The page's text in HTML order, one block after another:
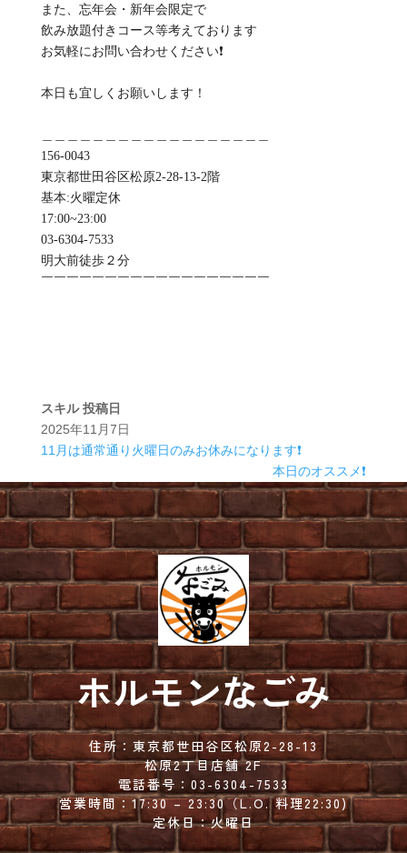
また、忘年会・新年会限定で
飲み放題付きコース等考えております
お気軽にお問い合わせください❗
本日も宜しくお願いします！
156-0043
東京都世田谷区松原2-28-13-2階
基本:火曜定休
️17:00~23:00
03-6304-7533
明大前徒歩２分
￣￣￣￣￣￣￣￣￣￣￣￣￣￣￣￣￣￣
スキル 投稿日
2025年11月7日
11月は通常通り火曜日のみお休みになります❗
本日のオススメ❗
ホルモンなごみ
住所： 東京都世田谷区松原2-28-13
松原2丁目店舗 2F
電話番号： 03-6304-7533
営業時間：17:30 – 23:30（L.O. 料理22:30)
定休日：火曜日